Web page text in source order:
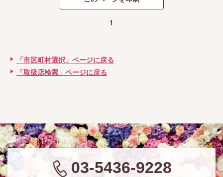
1
「市区町村選択」ページに戻る
「取扱店検索」ページに戻る
03-5436-9228